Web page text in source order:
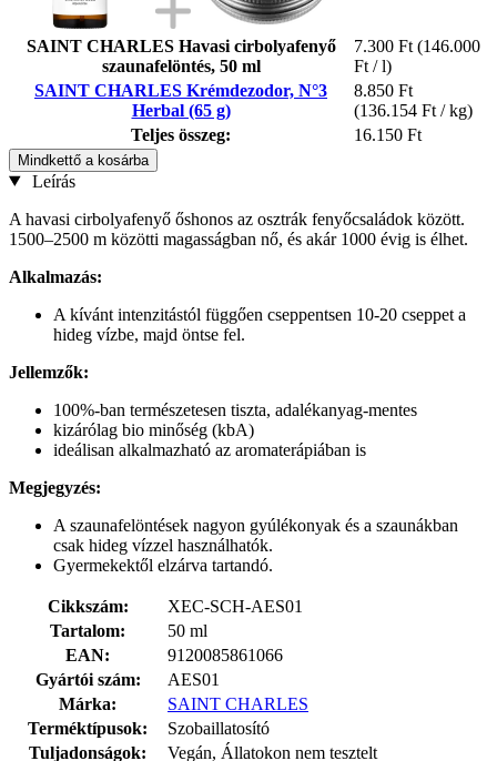
SAINT CHARLES Havasi cirbolyafenyő
szaunafelöntés, 50 ml
7.300 Ft (146.000
Ft / l)
SAINT CHARLES Krémdezodor, N°3
Herbal (65 g)
8.850 Ft
(136.154 Ft / kg)
Teljes összeg:
16.150 Ft
Mindkettő a kosárba
Leírás
A havasi cirbolyafenyő őshonos az osztrák fenyőcsaládok között.
1500–2500 m közötti magasságban nő, és akár 1000 évig is élhet.
Alkalmazás:
A kívánt intenzitástól függően cseppentsen 10-20 cseppet a
hideg vízbe, majd öntse fel.
Jellemzők:
100%-ban természetesen tiszta, adalékanyag-mentes
kizárólag bio minőség (kbA)
ideálisan alkalmazható az aromaterápiában is
Megjegyzés:
A szaunafelöntések nagyon gyúlékonyak és a szaunákban
csak hideg vízzel használhatók.
Gyermekektől elzárva tartandó.
Cikkszám:
XEC-SCH-AES01
Tartalom:
50 ml
EAN:
9120085861066
Gyártói szám:
AES01
Márka:
SAINT CHARLES
Terméktípusok:
Szobaillatosító
Tuljadonságok:
Vegán, Állatokon nem tesztelt